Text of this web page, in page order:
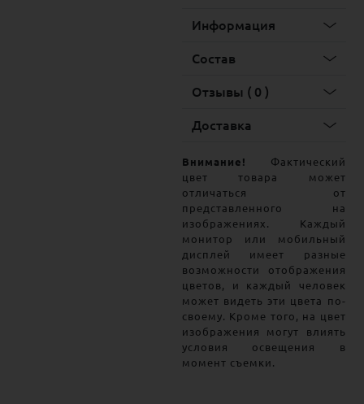
Информация
Состав
Отзывы ( 0 )
Доставка
Внимание!
Фактический
цвет товара может
отличаться от
представленного на
изображениях. Каждый
монитор или мобильный
дисплей имеет разные
возможности отображения
цветов, и каждый человек
может видеть эти цвета по-
своему. Кроме того, на цвет
изображения могут влиять
условия освещения в
момент съемки.